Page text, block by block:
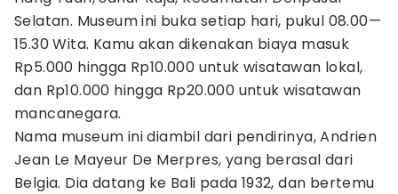
Selatan. Museum ini buka setiap hari, pukul 08.00—
15.30 Wita. Kamu akan dikenakan biaya masuk
Rp5.000 hingga Rp10.000 untuk wisatawan lokal,
dan Rp10.000 hingga Rp20.000 untuk wisatawan
mancanegara.
Nama museum ini diambil dari pendirinya, Andrien
Jean Le Mayeur De Merpres, yang berasal dari
Belgia. Dia datang ke Bali pada 1932, dan bertemu